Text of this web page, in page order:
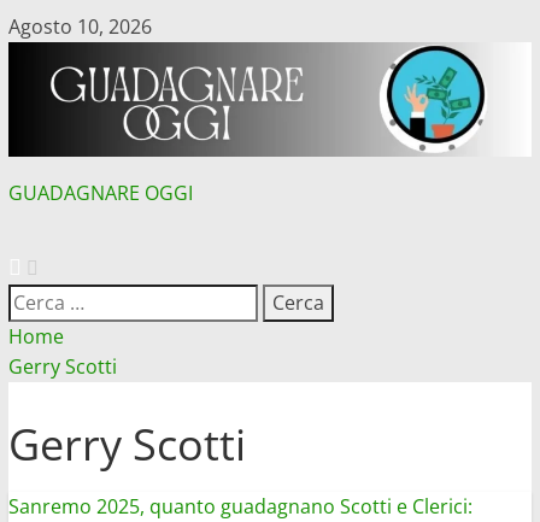
Vai
contenuto
Agosto 10, 2026
GUADAGNARE OGGI
Ricerca
per:
Home
Gerry Scotti
Gerry Scotti
Sanremo 2025, quanto guadagnano Scotti e Clerici: